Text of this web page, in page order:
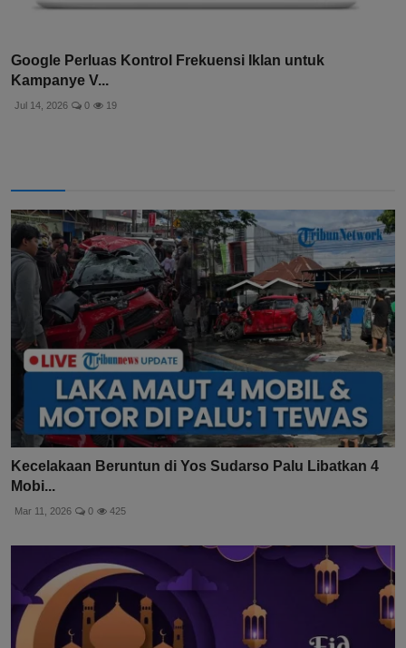
Google Perluas Kontrol Frekuensi Iklan untuk
Kampanye V...
Jul 14, 2026 0 19
Kecelakaan Beruntun di Yos Sudarso Palu Libatkan 4
Mobi...
Mar 11, 2026 0 425